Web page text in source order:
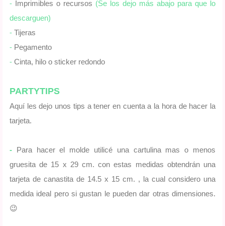
⁃ Imprimibles o recursos (Se los dejo más abajo para que lo
descarguen)
⁃ Tijeras
⁃ Pegamento
⁃ Cinta, hilo o sticker redondo
PARTYTIPS
Aquí les dejo unos tips a tener en cuenta a la hora de hacer la
tarjeta.
- Para hacer el molde utilicé una cartulina mas o menos
gruesita de 15 x 29 cm. con estas medidas obtendrán una
tarjeta de canastita de 14.5 x 15 cm. , la cual considero una
medida ideal pero si gustan le pueden dar otras dimensiones.
😉